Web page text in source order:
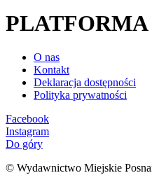
O nas
Kontakt
Deklaracja dostępności
Polityka prywatności
Facebook
Instagram
Do góry
© Wydawnictwo Miejskie